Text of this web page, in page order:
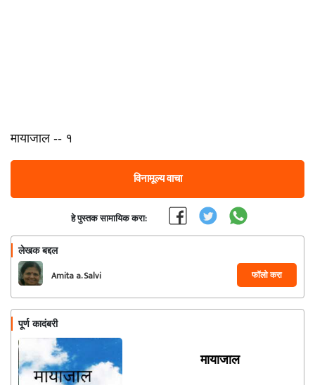
मायाजाल -- १
विनामूल्य वाचा
हे पुस्तक सामायिक करा:
लेखक बद्दल
Amita a. Salvi फॉलो करा
पूर्ण कादंबरी
मायाजाल